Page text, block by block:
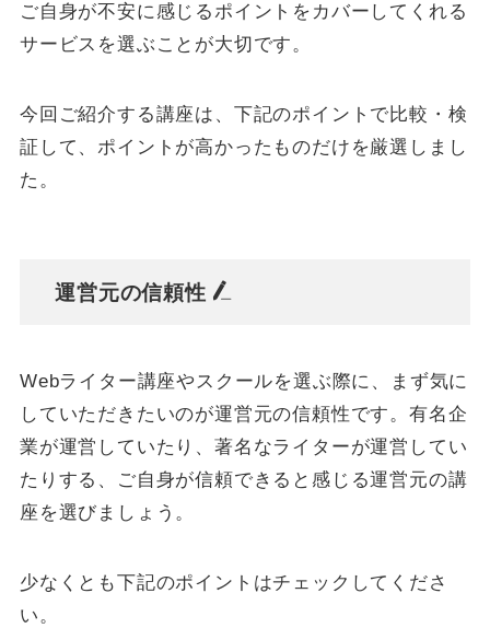
ご自身が不安に感じるポイントをカバーしてくれる
サービスを選ぶことが大切です。
今回ご紹介する講座は、下記のポイントで比較・検
証して、ポイントが高かったものだけを厳選しまし
た。
運営元の信頼性
Webライター講座やスクールを選ぶ際に、まず気に
していただきたいのが運営元の信頼性です。有名企
業が運営していたり、著名なライターが運営してい
たりする、ご自身が信頼できると感じる運営元の講
座を選びましょう。
少なくとも下記のポイントはチェックしてくださ
い。